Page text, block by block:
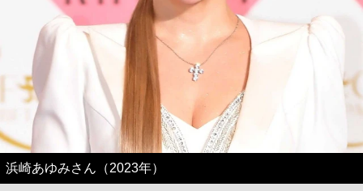
浜崎あゆみさん（2023年）